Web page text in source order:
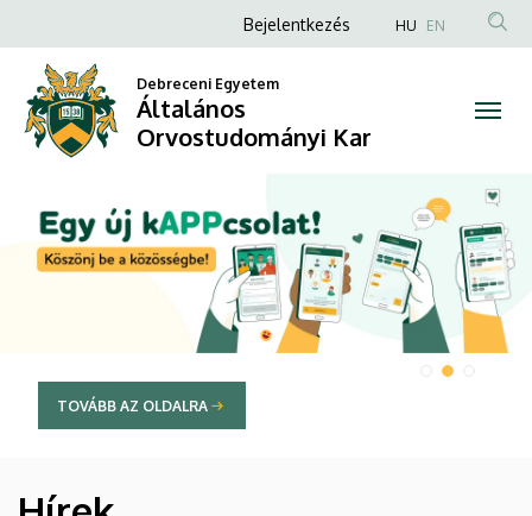
Orvostudományi
Kar
Anonim
fiók
menüje
Bejelentkezés HU EN
Debreceni Egyetem
Általános
Orvostudományi Kar
TOVÁBB AZ OLDALRA
HÍREK